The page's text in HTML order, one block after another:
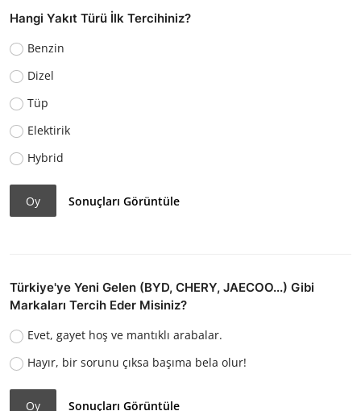
Hangi Yakıt Türü İlk Tercihiniz?
Benzin
Dizel
Tüp
Elektirik
Hybrid
Oy Sonuçları Görüntüle
Türkiye'ye Yeni Gelen (BYD, CHERY, JAECOO...) Gibi
Markaları Tercih Eder Misiniz?
Evet, gayet hoş ve mantıklı arabalar.
Hayır, bir sorunu çıksa başıma bela olur!
Oy Sonuçları Görüntüle